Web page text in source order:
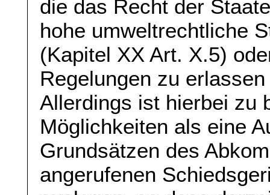
die das Recht der
hohe umweltrechtliche
(Kapitel XX Art. X.5)
Regelungen zu
Allerdings ist hierbei zu
Möglichkeiten als eine
Grundsätzen des
angerufenen